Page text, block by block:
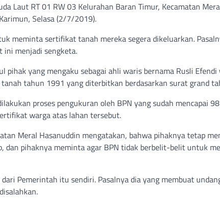
Laut RT 01 RW 03 Kelurahan Baran Timur, Kecamatan
Selasa (2/7/2019).
meminta sertifikat tanah mereka segera dikeluarkan.
ini menjadi sengketa.
yang mengaku sebagai ahli waris bernama Rusli
tahun 1991 yang diterbitkan berdasarkan surat grand
proses pengukuran oleh BPN yang sudah mencapai
warga atas lahan tersebut.
Meral Hasanuddin mengatakan, bahwa pihaknya tetap
dan pihaknya meminta agar BPN tidak berbelit-belit untuk
Pemerintah itu sendiri. Pasalnya dia yang membuat